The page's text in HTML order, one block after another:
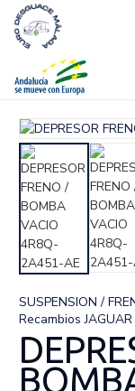
SUSPENSION /
Recambios JAGUAR